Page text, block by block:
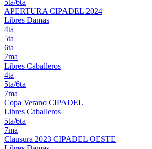
5ta/6ta
APERTURA CIPADEL 2024
Libres Damas
4ta
5ta
6ta
7ma
Libres Caballeros
4ta
5ta/6ta
7ma
Copa Verano CIPADEL
Libres Caballeros
5ta/6ta
7ma
Clausura 2023 CIPADEL OESTE